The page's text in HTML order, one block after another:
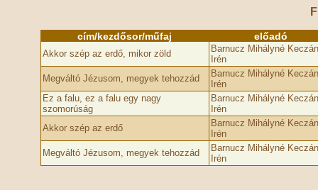
cím/kezdősor/műfaj előadó
Akkor szép az erdő, mikor zöld
Barnucz Mihályné Keczán
Irén
Megváltó Jézusom, megyek tehozzád
Barnucz Mihályné Keczán
Irén
Ez a falu, ez a falu egy nagy
szomorúság
Barnucz Mihályné Keczán
Irén
Akkor szép az erdő
Barnucz Mihályné Keczán
Irén
Megváltó Jézusom, megyek tehozzád
Barnucz Mihályné Keczán
Irén